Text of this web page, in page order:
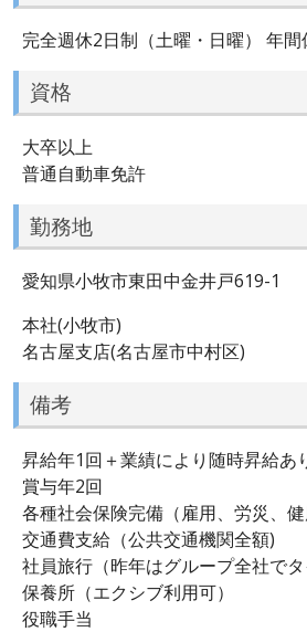
完全週休2日制（土曜・日曜） 年間
資格
大卒以上
普通自動車免許
勤務地
愛知県小牧市東田中金井戸619-1
本社(小牧市)
名古屋支店(名古屋市中村区)
備考
昇給年1回＋業績により随時昇給あ
賞与年2回
各種社会保険完備（雇用、労災、健
交通費支給（公共交通機関全額)
社員旅行（昨年はグループ全社でタ
保養所（エクシブ利用可）
役職手当